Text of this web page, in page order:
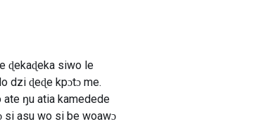
ɖekaɖeka siwo le
dzi ɖeɖe kpɔtɔ me.
ate ŋu atia kamedede
si asu wo si be woawɔ